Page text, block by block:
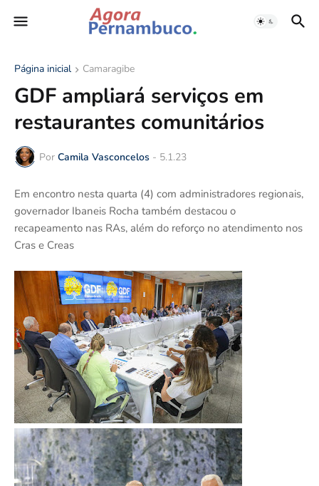
Página inicial Camaragibe
GDF ampliará serviços em
restaurantes comunitários
Por Camila Vasconcelos - 5.1.23
Em encontro nesta quarta (4) com administradores regionais,
governador Ibaneis Rocha também destacou o
recapeamento nas RAs, além do reforço no atendimento nos
Cras e Creas